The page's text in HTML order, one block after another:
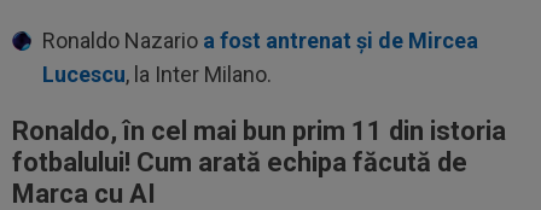
Ronaldo Nazario a fost antrenat și de Mircea
Lucescu, la Inter Milano.
Ronaldo, în cel mai bun prim 11 din istoria
fotbalului! Cum arată echipa făcută de
Marca cu AI